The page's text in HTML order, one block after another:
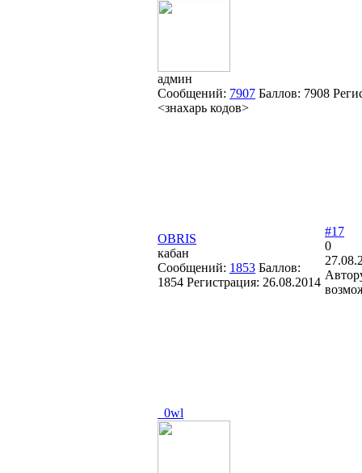
админ
Сообщений: 7907 Баллов: 7908
<знахарь кодов>
OBRIS
кабан
Сообщений: 1853 Баллов:
1854 Регистрация: 26.08.2014
#17
0
_0wl